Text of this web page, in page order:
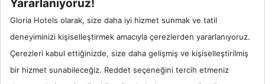
Call Center : 90 242 710 06 00
Otel Santral : 90534 461 97 97